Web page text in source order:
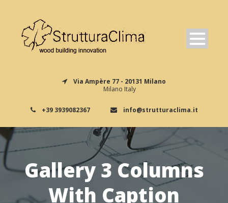
Via Ampère 77 - 20131 Milano
Milano Italy
+39 3939082367 info@strutturaclima.it
Gallery 3 Columns
With Caption